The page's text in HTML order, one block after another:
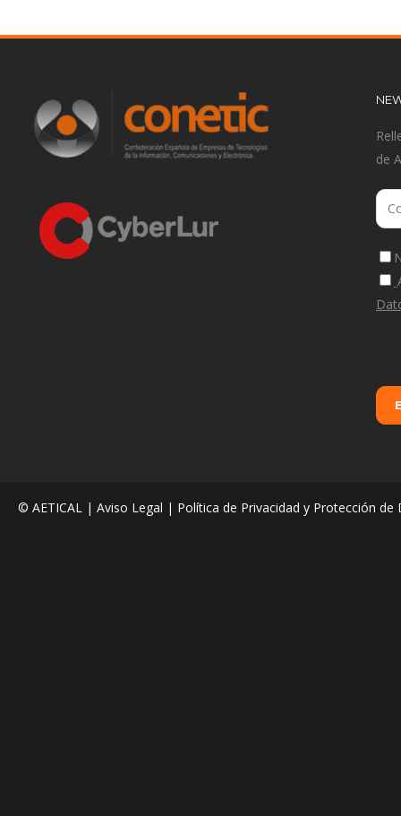
de
© AETICAL | Aviso Legal | Política de Privacidad y Protección de